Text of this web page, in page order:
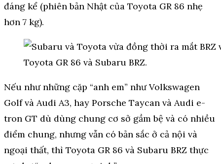
đáng kể (phiên bản Nhật của Toyota GR 86 nhẹ
hơn 7 kg).
Toyota GR 86 và Subaru BRZ.
Nếu như những cặp “anh em” như Volkswagen
Golf và Audi A3, hay Porsche Taycan và Audi e-
tron GT dù dùng chung cơ sở gầm bệ và có nhiều
điểm chung, nhưng vẫn có bản sắc ở cả nội và
ngoại thất, thì Toyota GR 86 và Subaru BRZ thực